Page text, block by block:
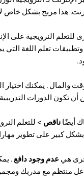
هذا مريح بشكل خاص
للتعلم النرويجية على
وتطبيقات تعلم اللغة
والمال . يمكنك
أن تكون الدورات
أيضًا ناقص > للتعلم
بشكل كبير على تطوير
هي عدم وجود دافع .
منتظم مع مدربك